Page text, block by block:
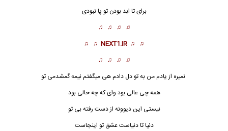
برای تا ابد بودن تو پا نبودی
♫ ♫ ♫ ♫
♫ ♫
NEXT1.IR
♫ ♫
♫ ♫ ♫ ♫
نمیره از یادم من به تو دل دادم هی میگفتم نیمه گمشدمی تو
همه چی عالی بود وای که چه حالی بود
نیستی این دیوونه از دست رفته بی تو
دنیا تا دنیاست عشق تو اینجاست